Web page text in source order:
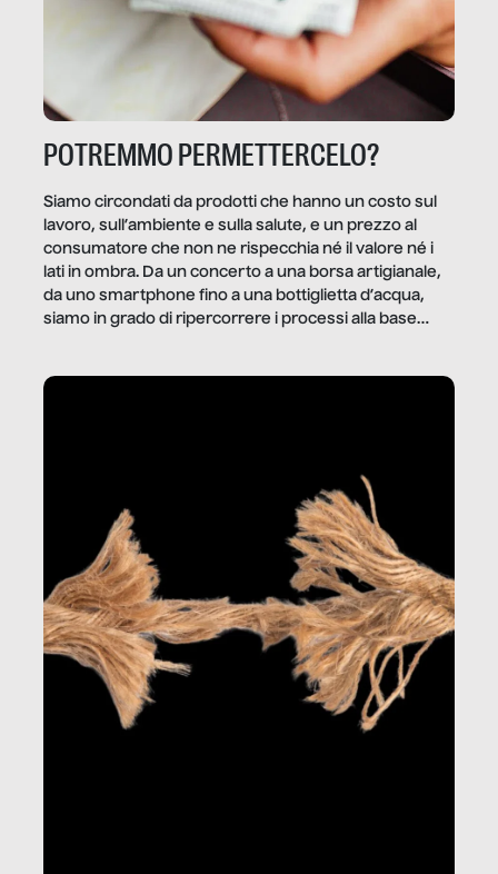
POTREMMO PERMETTERCELO?
Siamo circondati da prodotti che hanno un costo sul
lavoro, sull’ambiente e sulla salute, e un prezzo al
consumatore che non ne rispecchia né il valore né i
lati in ombra. Da un concerto a una borsa artigianale,
da uno smartphone fino a una bottiglietta d’acqua,
siamo in grado di ripercorrere i processi alla base
dietro gli oggetti e i servizi che fanno la nostra vita